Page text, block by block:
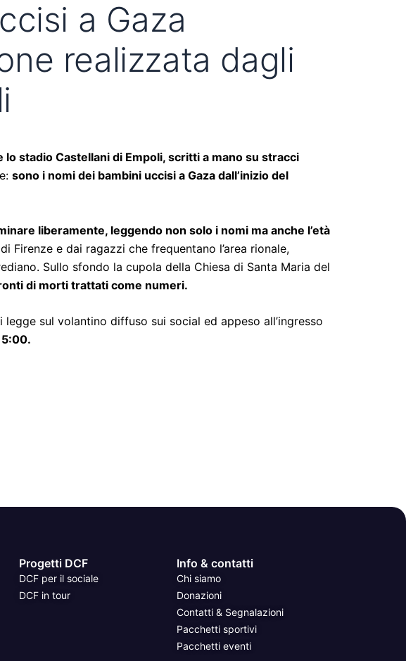
a Gaza
realizzata dagli
stadio Castellani di Empoli, scritti a mano su stracci
sono i nomi dei bambini uccisi a Gaza dall’inizio del
liberamente, leggendo non solo i nomi ma anche l’età
Firenze e dai ragazzi che frequentano l’area rionale,
Sullo sfondo la cupola della Chiesa di Santa Maria del
di morti trattati come numeri.
legge sul volantino diffuso sui social ed appeso all’ingresso
Progetti DCF
DCF per il sociale
DCF in tour
Info & contatti
Chi siamo
Donazioni
Contatti & Segnalazioni
Pacchetti sportivi
Pacchetti eventi